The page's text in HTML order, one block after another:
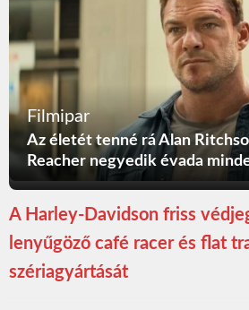
Filmipar
Az életét tenné rá Alan
Reacher negyedik évada
A Harley-Davidson friss
lenyűgöző café racer és flat
szériagyártását